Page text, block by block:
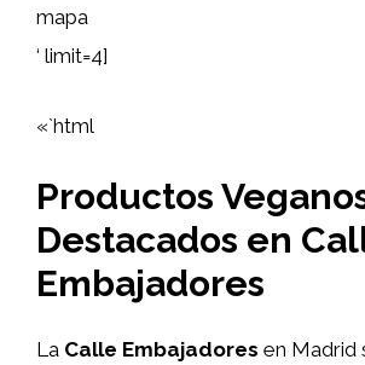
mapa
‘ limit=4]
«`html
Productos
Destacados en
Embajadores
La Calle Embajadores en Madrid